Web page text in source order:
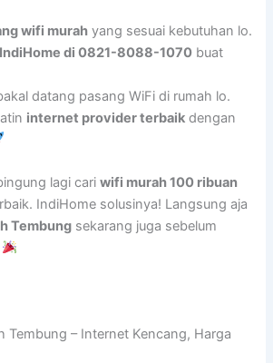
wifi murah yang sesuai kebutuhan lo.
di 0821-8088-1070 buat
datang pasang WiFi di rumah lo.
internet provider terbaik dengan
lagi cariwifi murah 100 ribuan
IndiHome solusinya! Langsung aja
Tembung sekarang juga sebelum
Tembung – Internet Kencang, Harga